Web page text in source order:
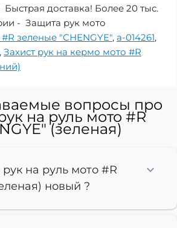
доставка! Более 20 тыс.
- Защита рук мото
зеленые "CHENGYE", a-014261,
, Захист рук на кермо мото #R
вопросы про
на руль мото #R
(зеленая)
на руль мото #R
новый ?